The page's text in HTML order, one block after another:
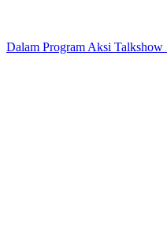
Dalam Program Aksi